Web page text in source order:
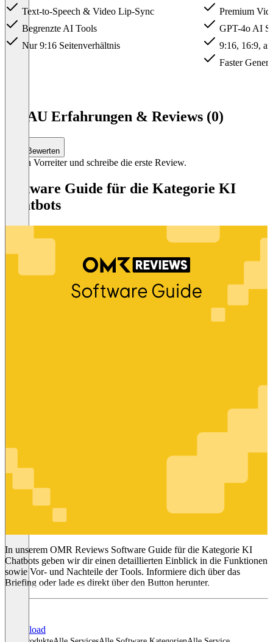
Text-to-Speech & Video Lip-Sync
Begrenzte AI Tools
Nur 9:16 Seitenverhältnis
Premium
GPT-4o AI
9:16, 16:9,
Faster
VidAU Erfahrungen & Reviews (0)
Bewerten
Sei ein Vorreiter und schreibe die erste Review.
Software Guide für die Kategorie KI
Chatbots
KI Chatbots
In unserem OMR Reviews Software Guide für die Kategorie KI
Chatbots geben wir dir einen detaillierten Einblick in die Funktionen
sowie Vor- und Nachteile der Tools. Informiere dich über das
Briefing oder lade es direkt über den Button herunter.
Download